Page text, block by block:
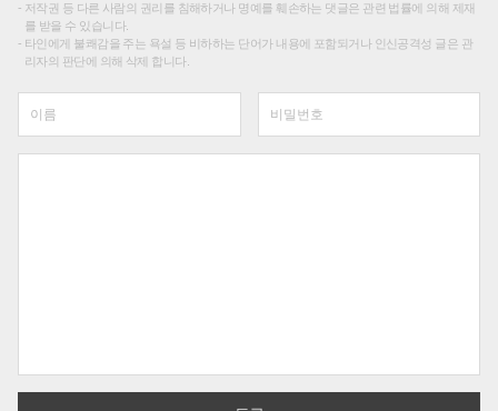
저작권 등 다른 사람의 권리를 침해하거나 명예를 훼손하는 댓글은 관련 법률에 의해 제재
를 받을 수 있습니다.
타인에게 불쾌감을 주는 욕설 등 비하하는 단어가 내용에 포함되거나 인신공격성 글은 관
리자의 판단에 의해 삭제 합니다.